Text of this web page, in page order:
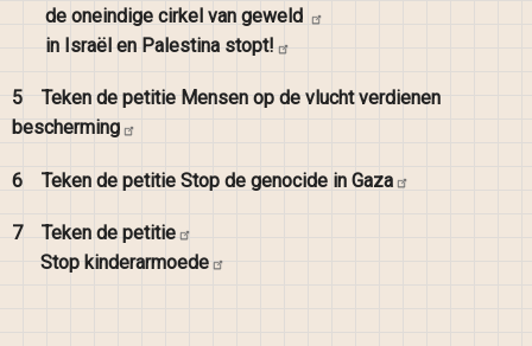
de oneindige cirkel van geweld
in Israël en Palestina stopt!
5 Teken de petitie Mensen op de vlucht verdienen
bescherming
6 Teken de petitie Stop de genocide in Gaza
7 Teken de petitie
Stop kinderarmoede